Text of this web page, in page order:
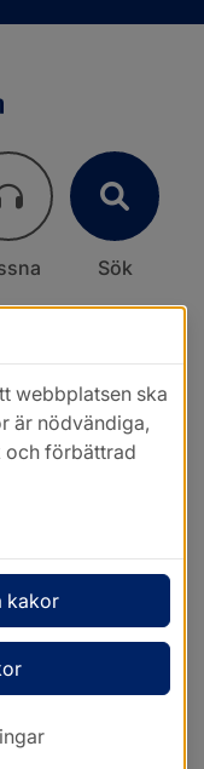
Sök
webbplatsen ska
är nödvändiga,
och förbättrad
kakor